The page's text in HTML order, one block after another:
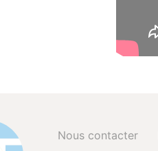
Nous contacter